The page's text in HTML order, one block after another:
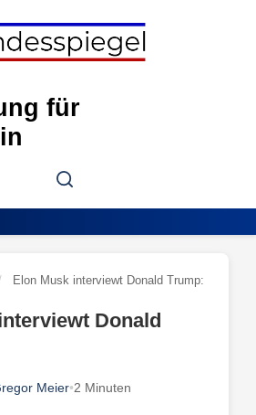
für
Search
Elon Musk interviewt Donald Trump:
Donald
Meier•2 Minuten